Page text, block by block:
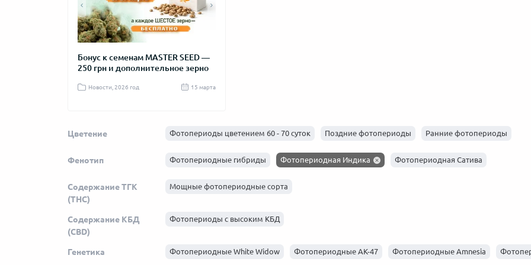
Бонус к семенам MASTER SEED —
250 грн и дополнительное зерно
Новости, 2026 год 15 марта
Цветение Фотопериоды цветением 60 - 70 суток Поздние фотопериоды Ранние фотопериоды
Фенотип Фотопериодные гибриды Фотопериодная Индика Фотопериодная Сатива
Содержание ТГК
(THC)
Мощные фотопериодные сорта
Содержание КБД
(CBD)
Фотопериоды с высоким КБД
Генетика Фотопериодные White Widow Фотопериодные АК-47 Фотопериодные Amnesia